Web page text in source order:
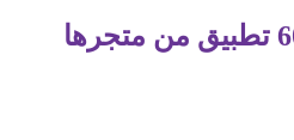
’’جوجل’’ تحذف 600 تطبيق من متجرها